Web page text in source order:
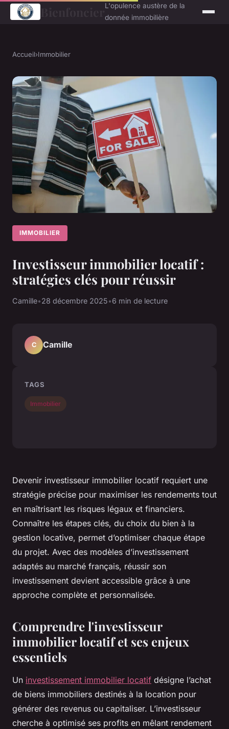
L'opulence austère de la
donnée immobilière
Accueil›Immobilier
IMMOBILIER
Investisseur immobilier locatif :
stratégies clés pour réussir
Camille•28 décembre 2025•6 min de lecture
Devenir investisseur immobilier locatif requiert une
stratégie précise pour maximiser les rendements tout
en maîtrisant les risques légaux et financiers.
Connaître les étapes clés, du choix du bien à la
gestion locative, permet d’optimiser chaque étape
du projet. Avec des modèles d’investissement
adaptés au marché français, réussir son
investissement devient accessible grâce à une
approche complète et personnalisée.
Comprendre l'investisseur
immobilier locatif et ses enjeux
essentiels
Un investissement immobilier locatif désigne l’achat
de biens immobiliers destinés à la location pour
générer des revenus ou capitaliser. L’investisseur
cherche à optimisé ses profits en mêlant rendement
C Camille
TAGS
Immobilier